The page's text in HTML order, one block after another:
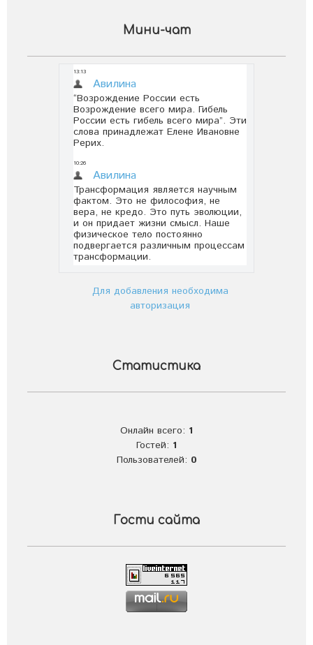
Мини-чат
Для добавления необходима
авторизация
Статистика
Онлайн всего: 1
Гостей: 1
Пользователей: 0
Гости сайта